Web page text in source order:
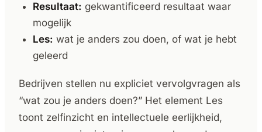
Resultaat: gekwantificeerd resultaat waar
mogelijk
Les: wat je anders zou doen, of wat je hebt
geleerd
Bedrijven stellen nu expliciet vervolgvragen als
“wat zou je anders doen?” Het element Les
toont zelfinzicht en intellectuele eerlijkheid,